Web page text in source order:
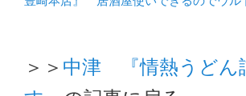
＞＞ 中津 『情熱うどん